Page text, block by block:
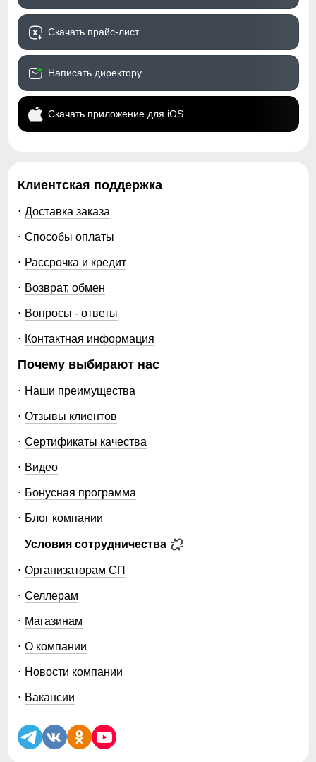
Скачать прайс-лист
Написать директору
Скачать приложение для iOS
Клиентская поддержка
Доставка заказа
Способы оплаты
Рассрочка и кредит
Возврат, обмен
Вопросы - ответы
Контактная информация
Почему выбирают нас
Наши преимущества
Отзывы клиентов
Сертификаты качества
Видео
Бонусная программа
Блог компании
Условия сотрудничества
Организаторам СП
Селлерам
Магазинам
О компании
Новости компании
Вакансии